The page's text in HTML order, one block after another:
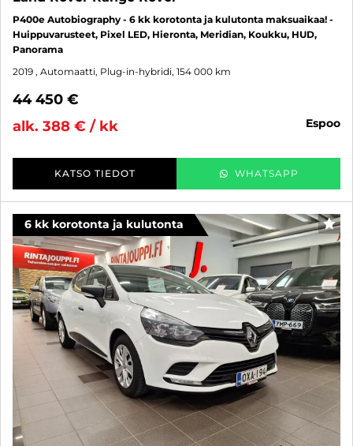
P400e Autobiography - 6 kk korotonta ja kulutonta maksuaikaa! -
Huippuvarusteet, Pixel LED, Hieronta, Meridian, Koukku, HUD,
Panorama
2019 , Automaatti, Plug-in-hybridi, 154 000 km
44 450 €
alk. 388 € / kk
espoo
KATSO TIEDOT WHATSAPP
6 kk korotonta ja kulutonta